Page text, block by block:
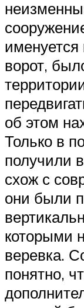
ворот,
об этом
Только в
получили
схож с
они были
которыми
веревка.
понятно,